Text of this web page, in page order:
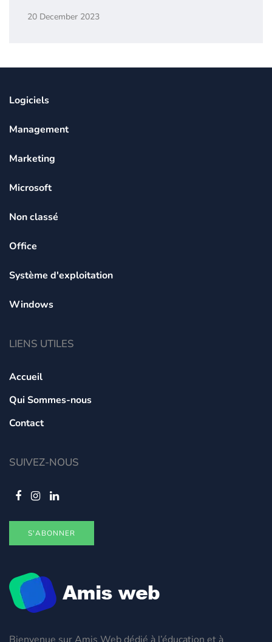
20 December 2023
Bienvenue sur Amis Web dédié à l’éducation et à
Logiciels
Management
Marketing
Microsoft
Non classé
Office
Système d'exploitation
Windows
LIENS UTILES
Accueil
Qui Sommes-nous
Contact
SUIVEZ-NOUS
S'ABONNER